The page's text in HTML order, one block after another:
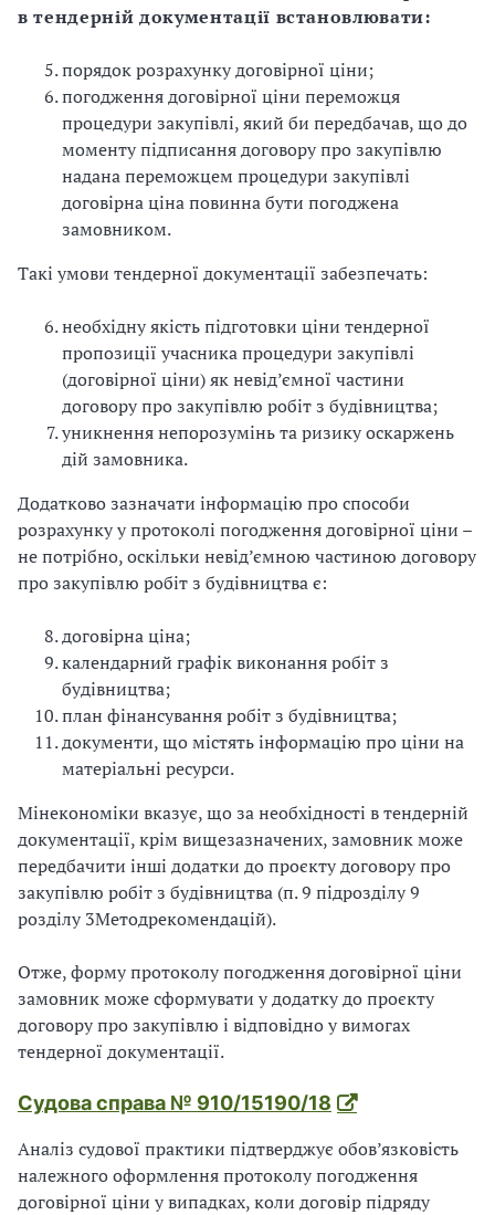
в тендерній документації встановлювати:
порядок розрахунку договірної ціни;
погодження договірної ціни переможця
процедури закупівлі, який би передбачав, що до
моменту підписання договору про закупівлю
надана переможцем процедури закупівлі
договірна ціна повинна бути погоджена
замовником.
Такі умови тендерної документації забезпечать:
необхідну якість підготовки ціни тендерної
пропозиції учасника процедури закупівлі
(договірної ціни) як невід’ємної частини
договору про закупівлю робіт з будівництва;
уникнення непорозумінь та ризику оскаржень
дій замовника.
Додатково зазначати інформацію про способи
розрахунку у протоколі погодження договірної ціни –
не потрібно, оскільки невід’ємною частиною договору
про закупівлю робіт з будівництва є:
договірна ціна;
календарний графік виконання робіт з
будівництва;
план фінансування робіт з будівництва;
документи, що містять інформацію про ціни на
матеріальні ресурси.
Мінекономіки вказує, що за необхідності в тендерній
документації, крім вищезазначених, замовник може
передбачити інші додатки до проєкту договору про
закупівлю робіт з будівництва (п. 9 підрозділу 9
розділу 3Методрекомендацій).
Отже, форму протоколу погодження договірної ціни
замовник може сформувати у додатку до проєкту
договору про закупівлю і відповідно у вимогах
тендерної документації.
Судова справа № 910/15190/18
Аналіз судової практики підтверджує обов’язковість
належного оформлення протоколу погодження
договірної ціни у випадках, коли договір підряду